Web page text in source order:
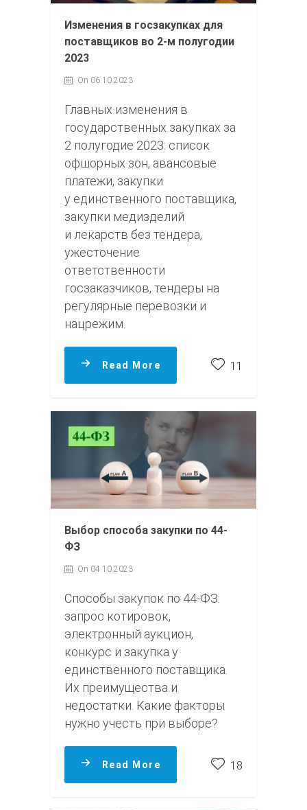
Изменения в госзакупках для
поставщиков во 2-м полугодии
2023
On 06.10.2023
Главных изменения в
государственных закупках за
2 полугодие 2023: список
офшорных зон, авансовые
платежи, закупки
у единственного поставщика,
закупки медизделий
и лекарств без тендера,
ужесточение
ответственности
госзаказчиков, тендеры на
регулярные перевозки и
нацрежим.
Read More 11
Выбор способа закупки по 44-
ФЗ
On 04.10.2023
Способы закупок по 44‑ФЗ:
запрос котировок,
электронный аукцион,
конкурс и закупка у
единственного поставщика.
Их преимущества и
недостатки. Какие факторы
нужно учесть при выборе?
Read More 18